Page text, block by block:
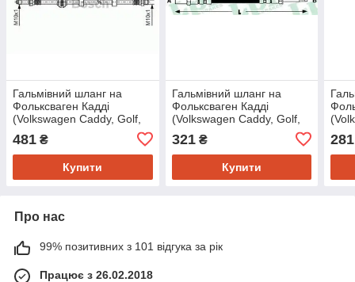
Гальмівний шланг на
Фольксваген Кадді
(Volkswagen Caddy, Golf,
Polo, Jetta, Golf 3, Golf 4)
Bosch 1987476415
481 ₴
Купити
Гальмівний шланг на
Фольксваген Кадді
(Volkswagen Caddy, Golf,
Polo, Jetta, Golf 3, Golf 4)
Lpr 6T46343
321₴
Купити
B4)
281
Про нас
99% позитивних з 101 відгука за рік
Працює з 26.02.2018